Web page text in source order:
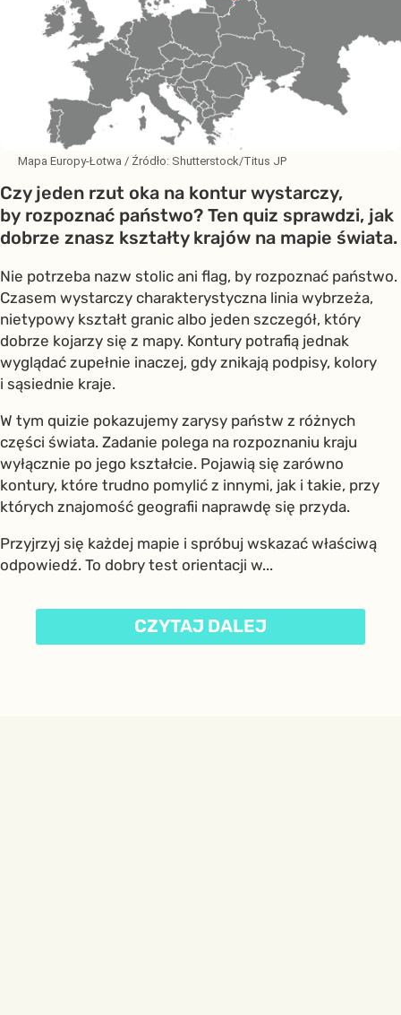
Mapa Europy-Łotwa / Źródło: Shutterstock/Titus JP
Czy jeden rzut oka na kontur wystarczy,
by rozpoznać państwo? Ten quiz sprawdzi, jak
dobrze znasz kształty krajów na mapie świata.
Nie potrzeba nazw stolic ani flag, by rozpoznać państwo.
Czasem wystarczy charakterystyczna linia wybrzeża,
nietypowy kształt granic albo jeden szczegół, który
dobrze kojarzy się z mapy. Kontury potrafią jednak
wyglądać zupełnie inaczej, gdy znikają podpisy, kolory
i sąsiednie kraje.
W tym quizie pokazujemy zarysy państw z różnych
części świata. Zadanie polega na rozpoznaniu kraju
wyłącznie po jego kształcie. Pojawią się zarówno
kontury, które trudno pomylić z innymi, jak i takie, przy
których znajomość geografii naprawdę się przyda.
Przyjrzyj się każdej mapie i spróbuj wskazać właściwą
odpowiedź. To dobry test orientacji w...
CZYTAJ DALEJ